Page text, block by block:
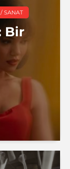
SANAT
Bir